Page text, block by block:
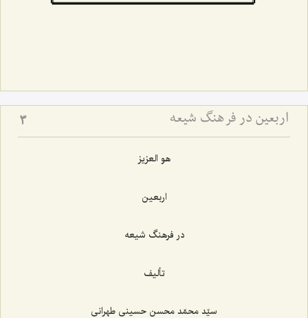
اربعین در فرهنگ شیعه 3
هو العزیز
اربعین
در فرهنگ شیعه
تألیف
سیّد محمّد محسن حسینی طهرانی